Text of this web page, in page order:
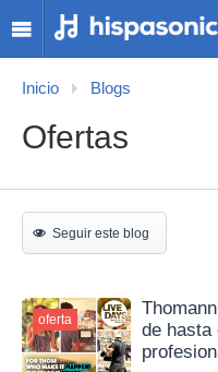
Inicio Blogs
Ofertas
Seguir este blog
oferta
de hasta